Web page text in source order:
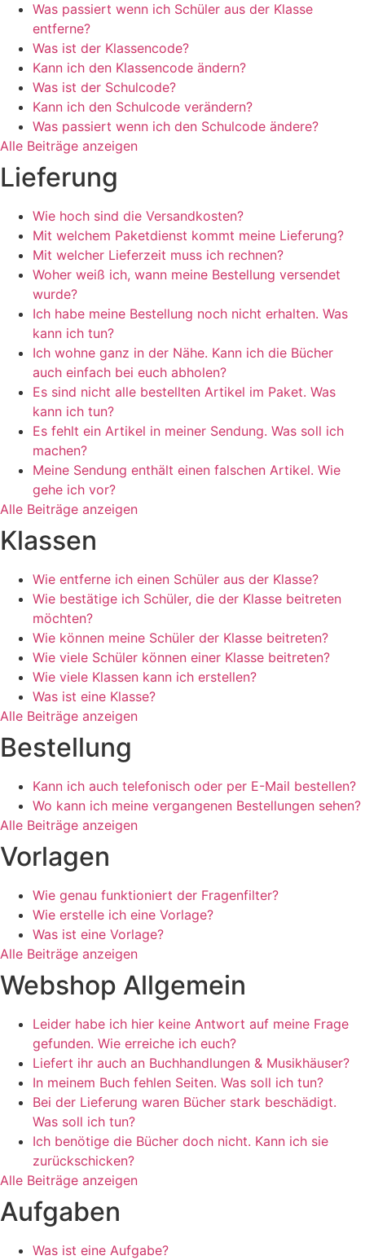
Was passiert wenn ich Schüler aus der Klasse
entferne?
Was ist der Klassencode?
Kann ich den Klassencode ändern?
Was ist der Schulcode?
Kann ich den Schulcode verändern?
Was passiert wenn ich den Schulcode ändere?
Alle Beiträge anzeigen
Lieferung
Wie hoch sind die Versandkosten?
Mit welchem Paketdienst kommt meine Lieferung?
Mit welcher Lieferzeit muss ich rechnen?
Woher weiß ich, wann meine Bestellung versendet
wurde?
Ich habe meine Bestellung noch nicht erhalten. Was
kann ich tun?
Ich wohne ganz in der Nähe. Kann ich die Bücher
auch einfach bei euch abholen?
Es sind nicht alle bestellten Artikel im Paket. Was
kann ich tun?
Es fehlt ein Artikel in meiner Sendung. Was soll ich
machen?
Meine Sendung enthält einen falschen Artikel. Wie
gehe ich vor?
Alle Beiträge anzeigen
Klassen
Wie entferne ich einen Schüler aus der Klasse?
Wie bestätige ich Schüler, die der Klasse beitreten
möchten?
Wie können meine Schüler der Klasse beitreten?
Wie viele Schüler können einer Klasse beitreten?
Wie viele Klassen kann ich erstellen?
Was ist eine Klasse?
Alle Beiträge anzeigen
Bestellung
Kann ich auch telefonisch oder per E-Mail bestellen?
Wo kann ich meine vergangenen Bestellungen sehen?
Alle Beiträge anzeigen
Vorlagen
Wie genau funktioniert der Fragenfilter?
Wie erstelle ich eine Vorlage?
Was ist eine Vorlage?
Alle Beiträge anzeigen
Webshop Allgemein
Leider habe ich hier keine Antwort auf meine Frage
gefunden. Wie erreiche ich euch?
Liefert ihr auch an Buchhandlungen & Musikhäuser?
In meinem Buch fehlen Seiten. Was soll ich tun?
Bei der Lieferung waren Bücher stark beschädigt.
Was soll ich tun?
Ich benötige die Bücher doch nicht. Kann ich sie
zurückschicken?
Alle Beiträge anzeigen
Aufgaben
Was ist eine Aufgabe?